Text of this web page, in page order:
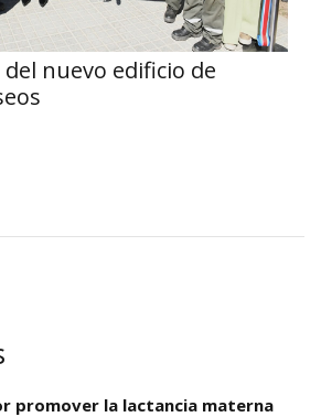
nuevo edificio de
promover la lactancia materna